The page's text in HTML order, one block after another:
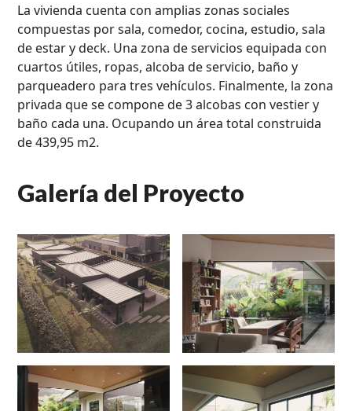
La vivienda cuenta con amplias zonas sociales
compuestas por sala, comedor, cocina, estudio, sala
de estar y deck. Una zona de servicios equipada con
cuartos útiles, ropas, alcoba de servicio, baño y
parqueadero para tres vehículos. Finalmente, la zona
privada que se compone de 3 alcobas con vestier y
baño cada una. Ocupando un área total construida
de 439,95 m2.
Galería del Proyecto